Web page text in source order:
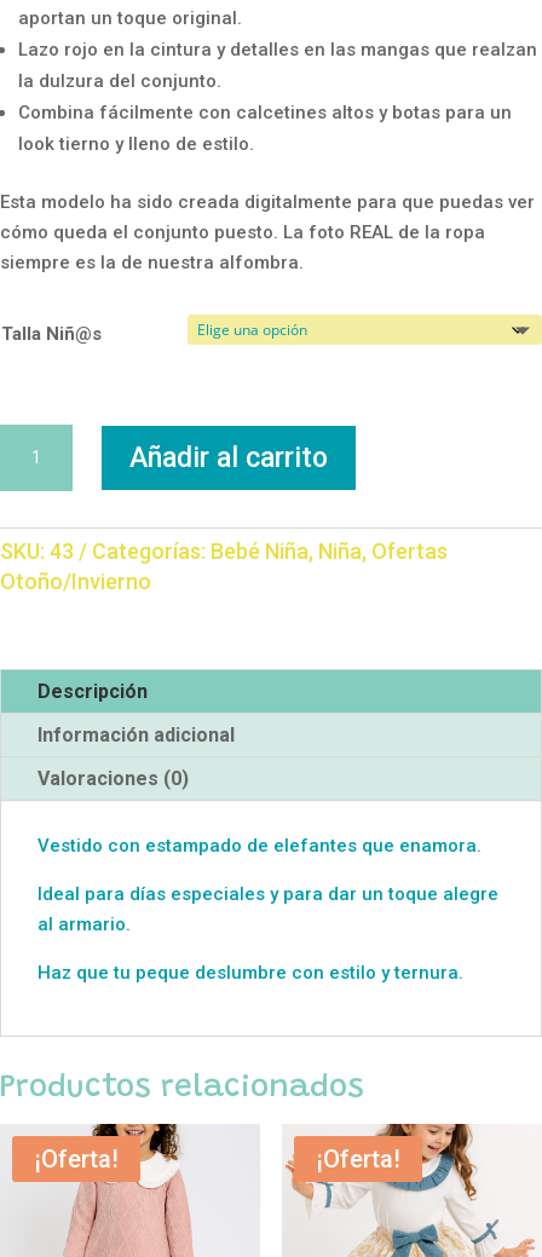
aportan un toque original.
Lazo rojo en la cintura y detalles en las mangas que realzan
la dulzura del conjunto.
Combina fácilmente con calcetines altos y botas para un
look tierno y lleno de estilo.
Esta modelo ha sido creada digitalmente para que puedas ver
cómo queda el conjunto puesto. La foto REAL de la ropa
siempre es la de nuestra alfombra.
Talla Niñ@s
Elefantes
Añadir al carrito
SKU: 43 Categorías: Bebé Niña, Niña, Ofertas
Otoño/Invierno
Descripción
Información adicional
Valoraciones (0)
Vestido con estampado de elefantes que enamora.
Ideal para días especiales y para dar un toque alegre
al armario.
Haz que tu peque deslumbre con estilo y ternura.
Productos relacionados
¡Oferta! ¡Oferta!